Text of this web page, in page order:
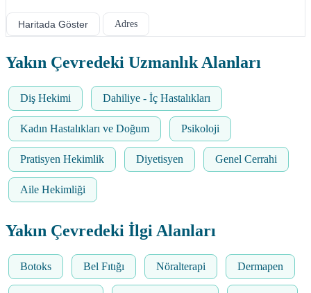
Haritada Göster Adres
Yakın Çevredeki Uzmanlık Alanları
Diş Hekimi Dahiliye - İç Hastalıkları
Kadın Hastalıkları ve Doğum Psikoloji
Pratisyen Hekimlik Diyetisyen Genel Cerrahi
Aile Hekimliği
Yakın Çevredeki İlgi Alanları
Botoks Bel Fıtığı Nöralterapi Dermapen